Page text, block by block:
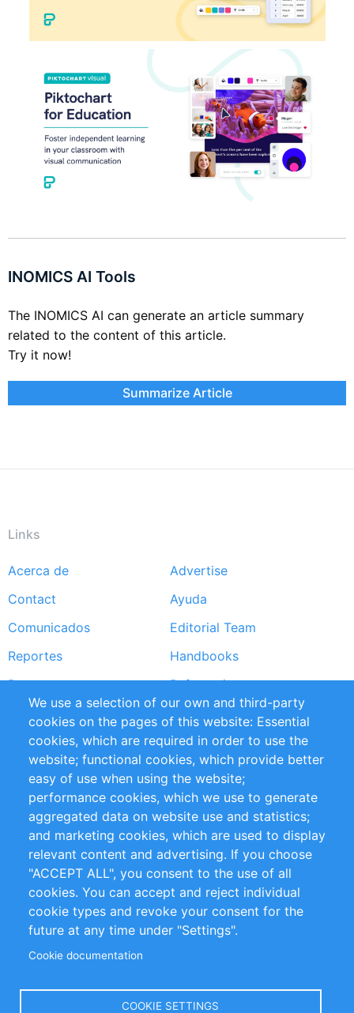
INOMICS AI Tools
The INOMICS AI can generate an article summary
related to the content of this article.
Try it now!
Summarize Article
Links
Footer
menu
Acerca de
Advertise
Contact
Ayuda
Comunicados
Editorial Team
Reportes
Handbooks
Partners
Referencias
RSS Feed
Sustainability
Privacy Policy
Terms and Conditions
Impressum
Customer Support
+49 (0)30 - 2084712 50
info@inomics.com
Follow Us
We use a selection of our own and third-party
cookies on the pages of this website: Essential
cookies, which are required in order to use the
website; functional cookies, which provide better
easy of use when using the website;
performance cookies, which we use to generate
aggregated data on website use and statistics;
and marketing cookies, which are used to display
relevant content and advertising. If you choose
"ACCEPT ALL", you consent to the use of all
cookies. You can accept and reject individual
cookie types and revoke your consent for the
future at any time under "Settings".
Cookie documentation
COOKIE SETTINGS